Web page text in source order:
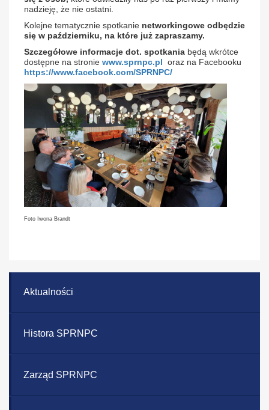
nadzieję, że nie ostatni.
Kolejne tematycznie spotkanie networkingowe odbędzie
się w październiku, na które już zapraszamy.
Szczegółowe informacje dot. spotkania będą wkrótce
dostępne na stronie www.sprnpc.pl oraz na Facebooku
https://www.facebook.com/SPRNPC/
Foto Iwona Brandt
Aktualności
Histora SPRNPC
Zarząd SPRNPC